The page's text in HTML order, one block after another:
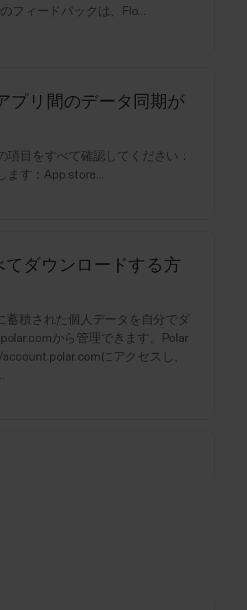
フィードバックは、Flo...
プリ間のデータ同期が
項目をすべて確認してください：
ます：App store...
てダウンロードする方
蓄積された個人データを自分でダ
から管理できます。Polar
にアクセスし、
人間関係、環境、ライフスタイ